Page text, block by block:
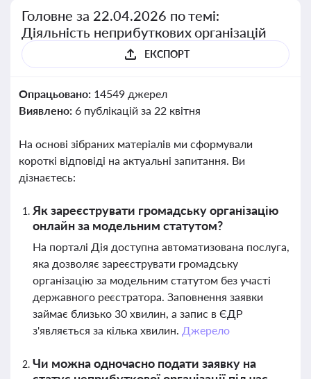
Головне за 22.04.2026 по темі:
Діяльність неприбуткових організацій
ЕКСПОРТ
Опрацьовано: 14549 джерел
Виявлено: 6 публікацій за 22 квітня
На основі зібраних матеріалів ми сформували
короткі відповіді на актуальні запитання. Ви
дізнаєтесь:
Як зареєструвати громадську організацію
онлайн за модельним статутом?
На порталі Дія доступна автоматизована послуга,
яка дозволяє зареєструвати громадську
організацію за модельним статутом без участі
державного реєстратора. Заповнення заявки
займає близько 30 хвилин, а запис в ЄДР
з'являється за кілька хвилин. Джерело
Чи можна одночасно подати заявку на